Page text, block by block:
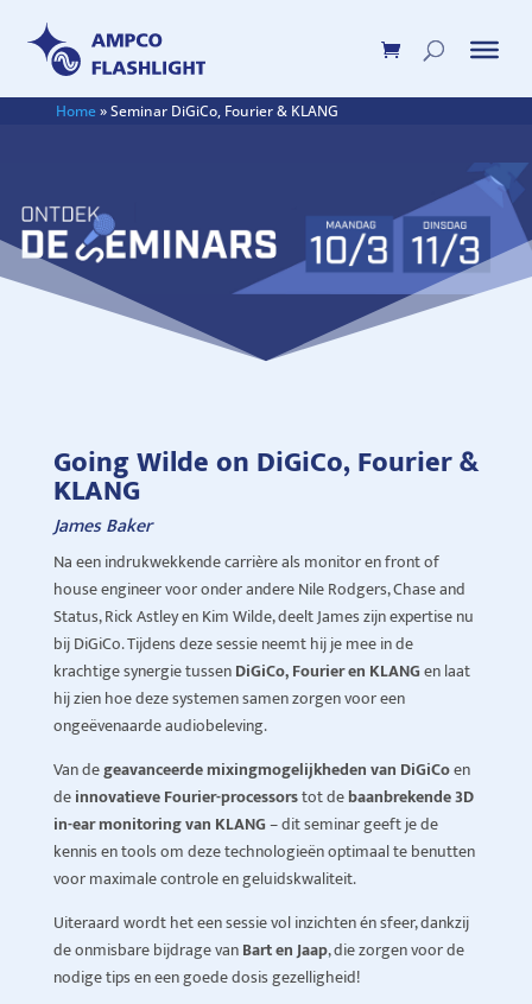
Home»Seminar DiGiCo, Fourier & KLANG
Going Wilde on DiGiCo, Fourier &
KLANG
James Baker
Na een indrukwekkende carrière als monitor en front of
house engineer voor onder andere Nile Rodgers, Chase and
Status, Rick Astley en Kim Wilde, deelt James zijn expertise nu
bij DiGiCo. Tijdens deze sessie neemt hij je mee in de
krachtige synergie tussenDiGiCo, Fourier en KLANGen laat
hij zien hoe deze systemen samen zorgen voor een
ongeëvenaarde audiobeleving.
Van degeavanceerde mixingmogelijkheden van DiGiCoen
deinnovatieve Fourier-processorstot debaanbrekende 3D
in-ear monitoring van KLANG– dit seminar geeft je de
kennis en tools om deze technologieën optimaal te benutten
voor maximale controle en geluidskwaliteit.
Uiteraard wordt het een sessie vol inzichten én sfeer, dankzij
de onmisbare bijdrage vanBart en Jaap, die zorgen voor de
nodige tips en een goede dosis gezelligheid!